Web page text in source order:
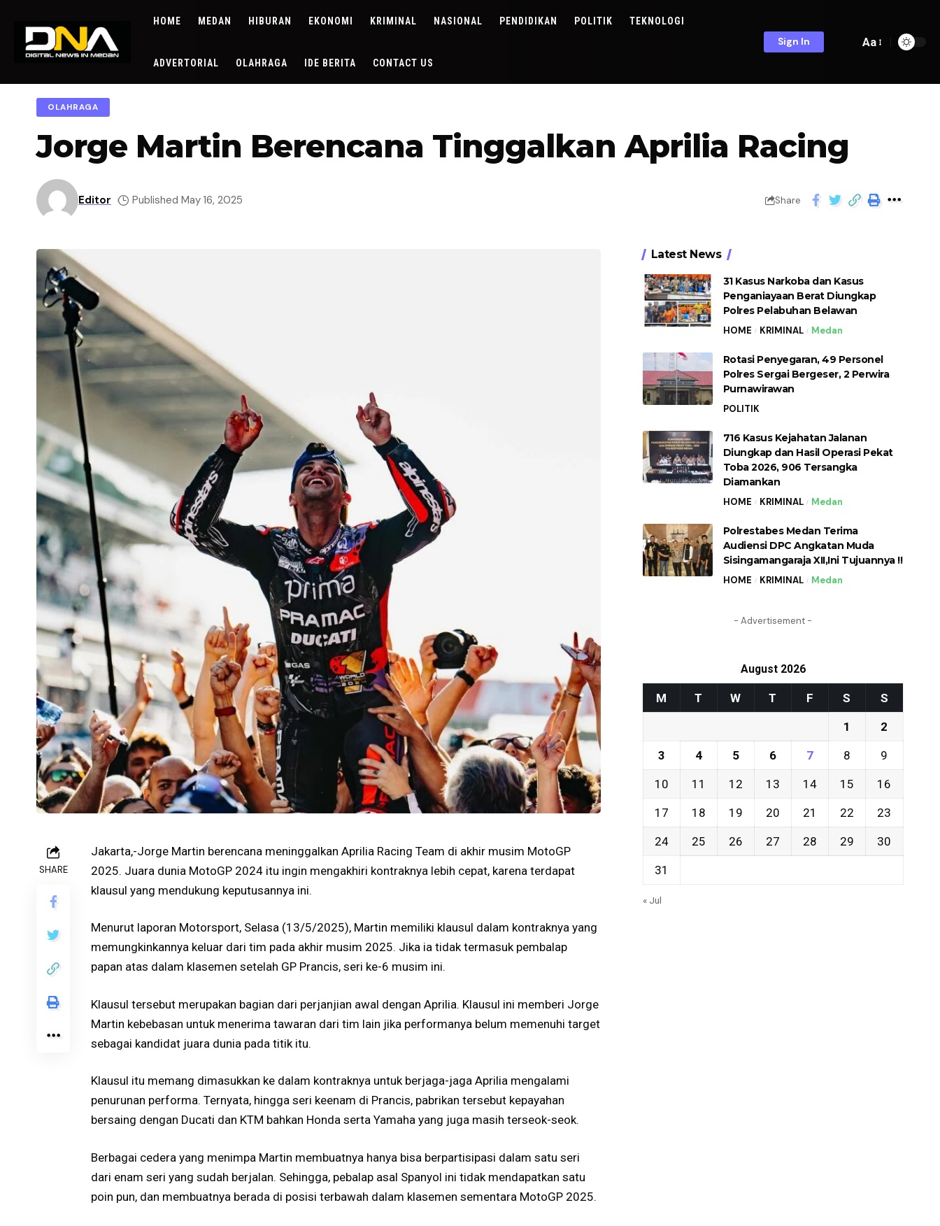
HOME MEDAN HIBURAN EKONOMI KRIMINAL NASIONAL PENDIDIKAN POLITIK TEKNOLOGI
ADVERTORIAL OLAHRAGA IDE BERITA CONTACT US
Sign In Aa
OLAHRAGA
Jorge Martin Berencana Tinggalkan Aprilia Racing
Editor Published May 16, 2025 Share
SHARE
Jakarta,-Jorge Martin berencana meninggalkan Aprilia Racing Team di akhir musim MotoGP
2025. Juara dunia MotoGP 2024 itu ingin mengakhiri kontraknya lebih cepat, karena terdapat
klausul yang mendukung keputusannya ini.
Menurut laporan Motorsport, Selasa (13/5/2025), Martin memiliki klausul dalam kontraknya yang
memungkinkannya keluar dari tim pada akhir musim 2025. Jika ia tidak termasuk pembalap
papan atas dalam klasemen setelah GP Prancis, seri ke-6 musim ini.
Klausul tersebut merupakan bagian dari perjanjian awal dengan Aprilia. Klausul ini memberi Jorge
Martin kebebasan untuk menerima tawaran dari tim lain jika performanya belum memenuhi target
sebagai kandidat juara dunia pada titik itu.
Klausul itu memang dimasukkan ke dalam kontraknya untuk berjaga-jaga Aprilia mengalami
penurunan performa. Ternyata, hingga seri keenam di Prancis, pabrikan tersebut kepayahan
bersaing dengan Ducati dan KTM bahkan Honda serta Yamaha yang juga masih terseok-seok.
Berbagai cedera yang menimpa Martin membuatnya hanya bisa berpartisipasi dalam satu seri
dari enam seri yang sudah berjalan. Sehingga, pebalap asal Spanyol ini tidak mendapatkan satu
poin pun, dan membuatnya berada di posisi terbawah dalam klasemen sementara MotoGP 2025.
Latest News
31 Kasus Narkoba dan Kasus
Penganiayaan Berat Diungkap
Polres Pelabuhan Belawan
HOME KRIMINAL Medan
Rotasi Penyegaran, 49 Personel
Polres Sergai Bergeser, 2 Perwira
Purnawirawan
POLITIK
716 Kasus Kejahatan Jalanan
Diungkap dan Hasil Operasi Pekat
Toba 2026, 906 Tersangka
Diamankan
HOME KRIMINAL Medan
Polrestabes Medan Terima
Audiensi DPC Angkatan Muda
Sisingamangaraja XII,Ini Tujuannya !!
HOME KRIMINAL Medan
- Advertisement -
August 2026
M T W T F S S
1 2
3 4 5 6 7 8 9
10 11 12 13 14 15 16
17 18 19 20 21 22 23
24 25 26 27 28 29 30
31
« Jul